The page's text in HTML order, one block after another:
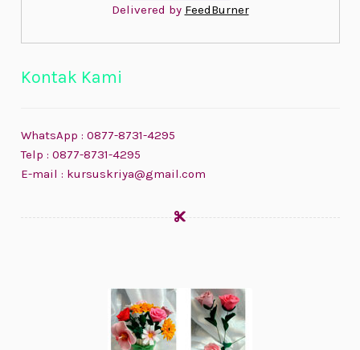
Delivered by FeedBurner
Kontak Kami
WhatsApp : 0877-8731-4295
Telp : 0877-8731-4295
E-mail : kursuskriya@gmail.com